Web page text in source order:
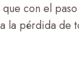
con el
la pérdida